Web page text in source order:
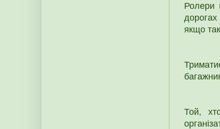
Ролери
якщо
Той,